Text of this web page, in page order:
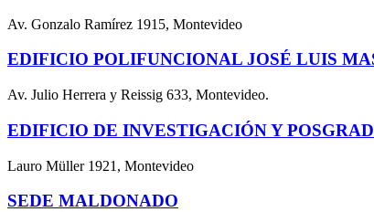
Av. Gonzalo Ramírez 1915, Montevideo
EDIFICIO POLIFUNCIONAL JOSÉ LUIS
Av. Julio Herrera y Reissig 633, Montevideo.
EDIFICIO DE INVESTIGACIÓN Y
Lauro Müller 1921, Montevideo
SEDE MALDONADO